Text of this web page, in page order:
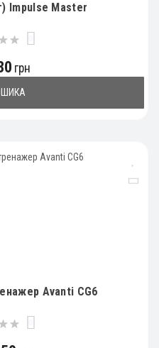
Impulse Master
грн
Avanti CG6